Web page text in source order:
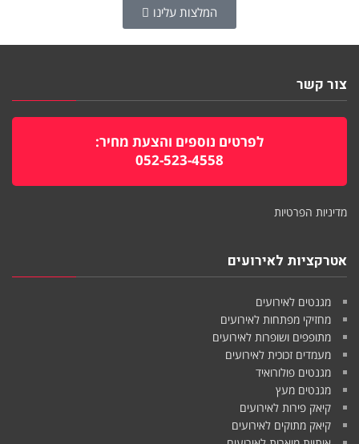
המלצות עלינו
צור קשר
לפרטים נוספים והצעת מחיר:
052-523-4558
מדיניות הפרטיות
אטרקציות לאירועים
מגנטים לאירועים
מחזיקי מפתחות לאירועים
מתופפים ושופרות לאירועים
מעמדים זכוכית לאירועים
מגנטים פולורואיד
מגנטים מעץ
קיאק פירות לאירועים
קיאק מתוקים לאירועים